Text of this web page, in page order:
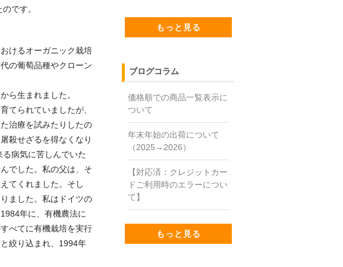
です。
けるオーガニック栽培
の葡萄品種やクローン
ら生まれました。
てられていましたが、
治療を試みたりしたの
殺せざるを得なくなり
病気に苦しんでいた
でした。私の父は、そ
てくれました。そし
ました。私はドイツの
年に、有機農法に
べてに有機栽培を実行
絞り込まれ、1994年
もっと見る
ブログコラム
価格順での商品一覧表示に
ついて
年末年始の出荷について
（2025→2026）
【対応済：クレジットカー
ドご利用時のエラーについ
て】
もっと見る